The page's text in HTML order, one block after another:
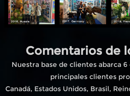
Comentarios de
Nuestra base de clientes abarca
principales clientes
Canadá, Estados Unidos, Brasil,